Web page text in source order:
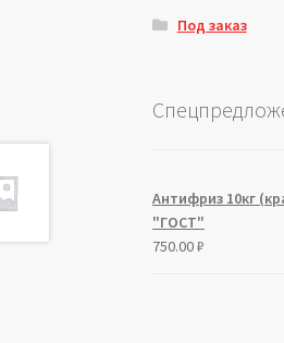
Под заказ
Антифриз 10кг
"ГОСТ"
750.00₽